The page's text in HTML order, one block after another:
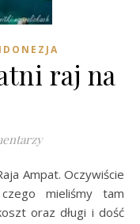
raj na
mieliśmy tam
oraz długi i dość